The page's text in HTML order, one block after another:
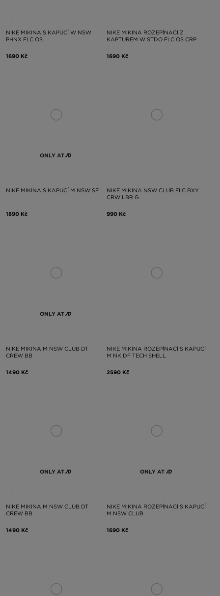
NIKE MIKINA S KAPUCÍ W NSW
PHNX FLC OS
1690 Kč
NIKE MIKINA ROZEPÍNACÍ Z
KAPTUREM W STDO FLC OS CRP
1690 Kč
ONLY AT
NIKE MIKINA S KAPUCÍ M NSW SF
1890 Kč
NIKE MIKINA NSW CLUB FLC BXY
CRW LBR G
990 Kč
ONLY AT
NIKE MIKINA M NSW CLUB DT
CREW BB
1490 Kč
NIKE MIKINA ROZEPÍNACÍ S KAPUCÍ
M NK DF TECH SHELL
2590 Kč
ONLY AT
NIKE MIKINA M NSW CLUB DT
CREW BB
1490 Kč
ONLY AT
NIKE MIKINA ROZEPÍNACÍ S KAPUCÍ
M NSW CLUB
1690 Kč